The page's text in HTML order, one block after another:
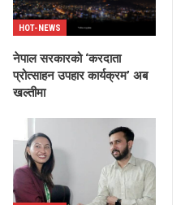
HOT-NEWS
नेपाल सरकारको ‘करदाता
प्रोत्साहन उपहार कार्यक्रम’ अब
खल्तीमा